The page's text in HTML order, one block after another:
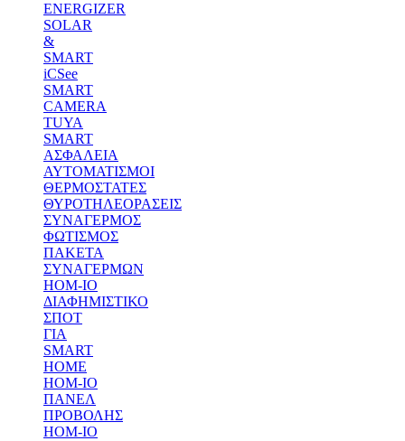
ENERGIZER
SOLAR
&
SMART
iCSee
SMART
CAMERA
TUYA
SMART
ΑΣΦΑΛΕΙΑ
ΑΥΤΟΜΑΤΙΣΜΟΙ
ΘΕΡΜΟΣΤΑΤΕΣ
ΘΥΡΟΤΗΛΕΟΡΑΣΕΙΣ
ΣΥΝΑΓΕΡΜΟΣ
ΦΩΤΙΣΜΟΣ
ΠΑΚΕΤΑ
ΣΥΝΑΓΕΡΜΩΝ
HOM-IO
ΔΙΑΦΗΜΙΣΤΙΚΟ
ΣΠΟΤ
ΓΙΑ
SMART
HOME
HOM-IO
ΠΑΝΕΛ
ΠΡΟΒΟΛΗΣ
HOM-IO